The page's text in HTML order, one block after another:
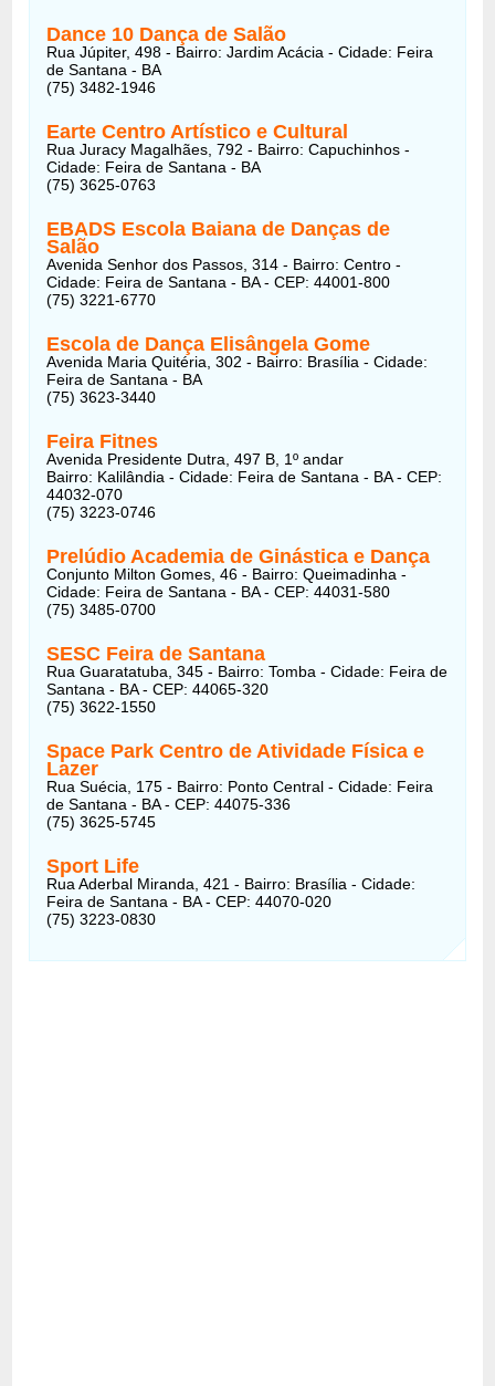
Dance 10 Dança de Salão
Rua Júpiter, 498 - Bairro: Jardim Acácia - Cidade: Feira
de Santana - BA
(75) 3482-1946
Earte Centro Artístico e Cultural
Rua Juracy Magalhães, 792 - Bairro: Capuchinhos -
Cidade: Feira de Santana - BA
(75) 3625-0763
EBADS Escola Baiana de Danças de
Salão
Avenida Senhor dos Passos, 314 - Bairro: Centro -
Cidade: Feira de Santana - BA - CEP: 44001-800
(75) 3221-6770
Escola de Dança Elisângela Gome
Avenida Maria Quitéria, 302 - Bairro: Brasília - Cidade:
Feira de Santana - BA
(75) 3623-3440
Feira Fitnes
Avenida Presidente Dutra, 497 B, 1º andar
Bairro: Kalilândia - Cidade: Feira de Santana - BA - CEP:
44032-070
(75) 3223-0746
Prelúdio Academia de Ginástica e Dança
Conjunto Milton Gomes, 46 - Bairro: Queimadinha -
Cidade: Feira de Santana - BA - CEP: 44031-580
(75) 3485-0700
SESC Feira de Santana
Rua Guaratatuba, 345 - Bairro: Tomba - Cidade: Feira de
Santana - BA - CEP: 44065-320
(75) 3622-1550
Space Park Centro de Atividade Física e
Lazer
Rua Suécia, 175 - Bairro: Ponto Central - Cidade: Feira
de Santana - BA - CEP: 44075-336
(75) 3625-5745
Sport Life
Rua Aderbal Miranda, 421 - Bairro: Brasília - Cidade:
Feira de Santana - BA - CEP: 44070-020
(75) 3223-0830